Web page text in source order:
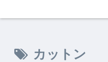
カットン